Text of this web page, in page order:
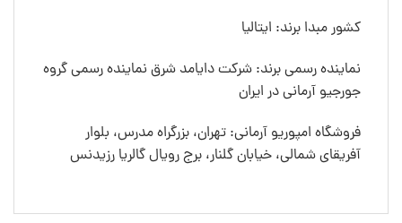
کشور مبدا برند: ایتالیا
نماینده رسمی برند: شرکت دایامد شرق نماینده رسمی گروه
جورجیو آرمانی در ایران
فروشگاه امپوریو آرمانی: تهران، بزرگراه مدرس، بلوار
آفریقای شمالی، خیابان گلنار، برج رویال گالریا رزیدنس